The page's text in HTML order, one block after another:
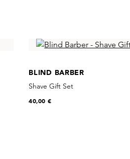
BLIND BARBER
Shave Gift Set
40,00 €